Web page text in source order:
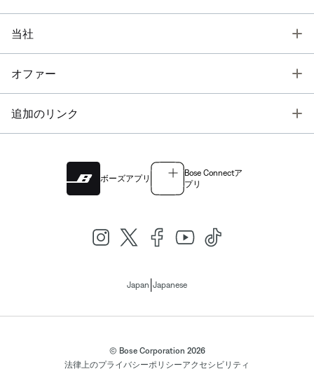
当社
オファー
追加のリンク
ボーズアプリ
Bose Connectア
プリ
Japan Japanese
© Bose Corporation 2026
法律上のプライバシーポリシーアクセシビリティ